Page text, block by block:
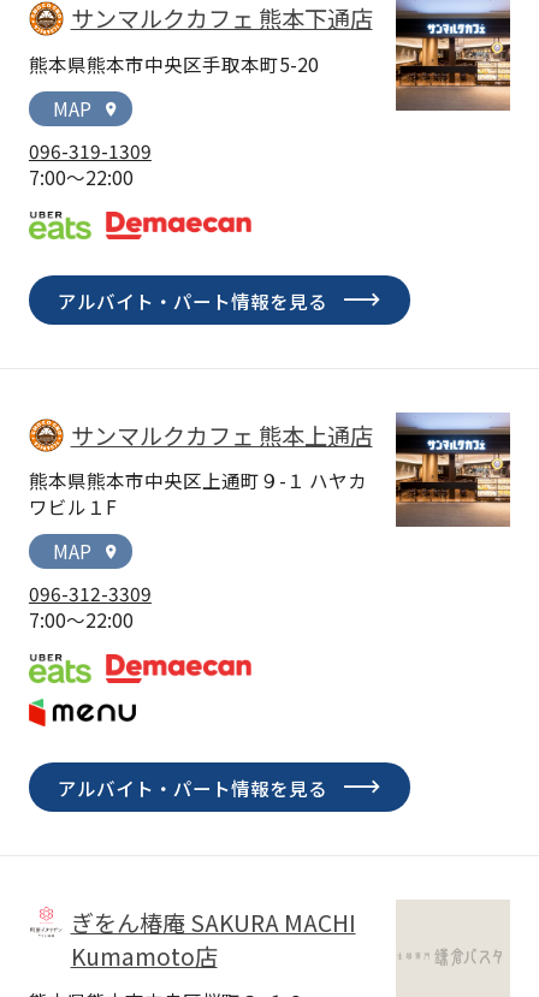
サンマルクカフェ 熊本下通店
熊本県熊本市中央区手取本町5-20
MAP
location_on
096-319-1309
7:00～22:00
アルバイト・パート情報を見る
サンマルクカフェ 熊本上通店
熊本県熊本市中央区上通町９-１ ハヤカ
ワビル１F
MAP
location_on
096-312-3309
7:00～22:00
アルバイト・パート情報を見る
ぎをん椿庵 SAKURA MACHI
Kumamoto店